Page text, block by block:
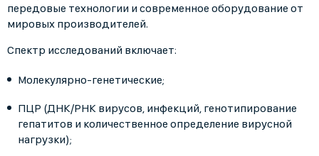
передовые технологии и современное оборудование от
мировых производителей.
Спектр исследований включает:
Молекулярно-генетические;
ПЦР (ДНК/РНК вирусов, инфекций, генотипирование
гепатитов и количественное определение вирусной
нагрузки);